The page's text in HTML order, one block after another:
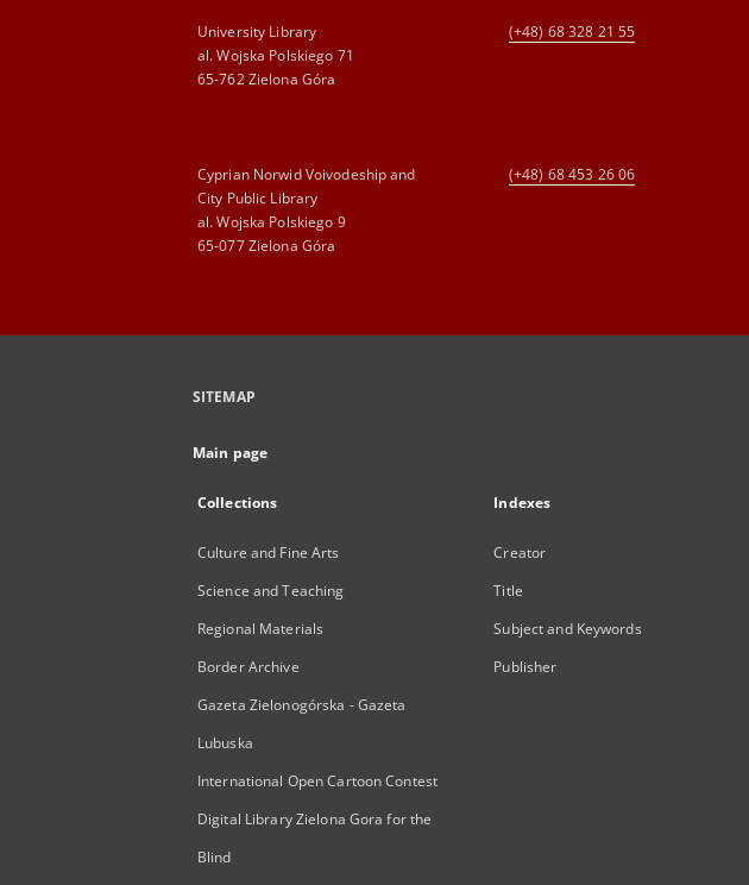
University Library
al. Wojska Polskiego 71
65-762 Zielona Góra
(+48) 68 328 21 55
Cyprian Norwid Voivodeship and
City Public Library
al. Wojska Polskiego 9
65-077 Zielona Góra
(+48) 68 453 26 06
SITEMAP
Main page
Collections
Culture and Fine Arts
Science and Teaching
Regional Materials
Border Archive
Gazeta Zielonogórska - Gazeta
Lubuska
International Open Cartoon Contest
Digital Library Zielona Gora for the
Blind
Indexes
Creator
Title
Subject and Keywords
Publisher